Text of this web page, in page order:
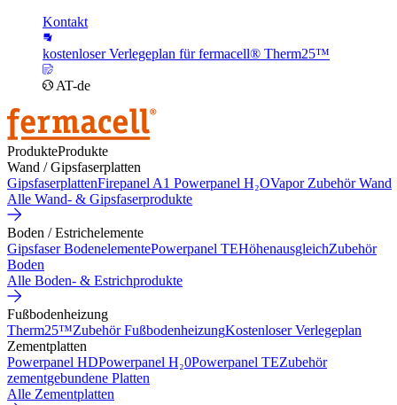
Kontakt
kostenloser Verlegeplan für fermacell® Therm25™
AT-de
ProdukteProdukte
Wand / Gipsfaserplatten
GipsfaserplattenFirepanel A1 Powerpanel H₂OVapor Zubehör Wand
Alle Wand- & Gipsfaserprodukte
Boden / Estrichelemente
Gipsfaser BodenelementePowerpanel TEHöhenausgleichZubehör
Boden
Alle Boden- & Estrichprodukte
Fußbodenheizung
Therm25™Zubehör FußbodenheizungKostenloser Verlegeplan
Zementplatten
Powerpanel HDPowerpanel H₂0Powerpanel TEZubehör
zementgebundene Platten
Alle Zementplatten